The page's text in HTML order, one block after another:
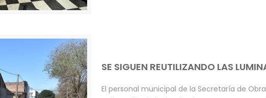
SE SIGUEN REUTILIZANDO LAS
El personal municipal de la Secretaría de